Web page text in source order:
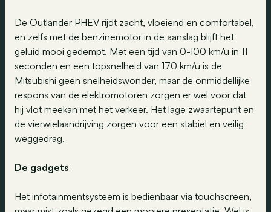
De Outlander PHEV rijdt zacht, vloeiend en comfortabel,
en zelfs met de benzinemotor in de aanslag blijft het
geluid mooi gedempt. Met een tijd van 0-100 km/u in 11
seconden en een topsnelheid van 170 km/u is de
Mitsubishi geen snelheidswonder, maar de onmiddellijke
respons van de elektromotoren zorgen er wel voor dat
hij vlot meekan met het verkeer. Het lage zwaartepunt en
de vierwielaandrijving zorgen voor een stabiel en veilig
weggedrag.
De gadgets
Het infotainmentsysteem is bedienbaar via touchscreen,